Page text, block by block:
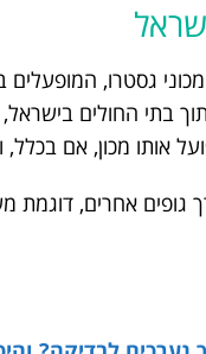
גסטרו,
בתי החולים
אותו מכון, אם
גופים אחרים, דוגמת